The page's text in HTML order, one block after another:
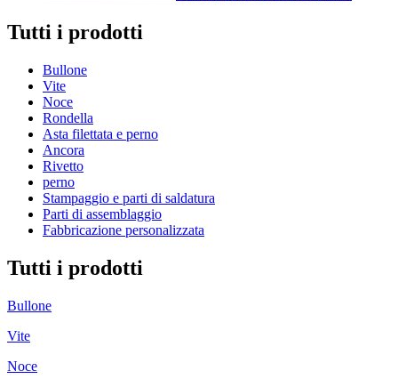
Tutti i prodotti
Bullone
Vite
Noce
Rondella
Asta filettata e perno
Ancora
Rivetto
perno
Stampaggio e parti di saldatura
Parti di assemblaggio
Fabbricazione personalizzata
Tutti i prodotti
Bullone
Vite
Noce